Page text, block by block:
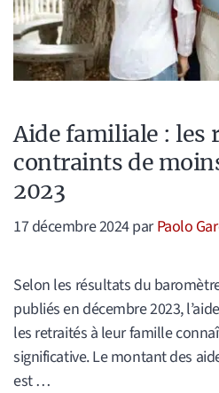
Aide familiale : les
contraints de
2023
17 décembre 2024parPaolo
Selon les résultats du
publiés en décembre 2023,
les retraités à leur famille
significative. Le montant des
est …